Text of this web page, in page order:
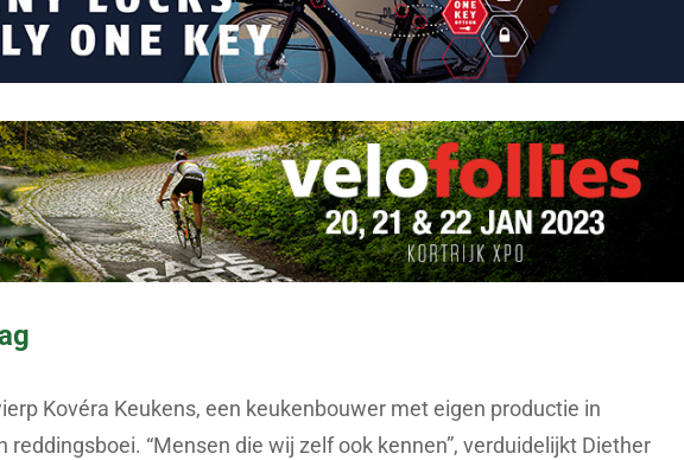
Kovéra Keukens, een keukenbouwer met eigen productie in
reddingsboei. “Mensen die wij zelf ook kennen”, verduidelijkt Diether